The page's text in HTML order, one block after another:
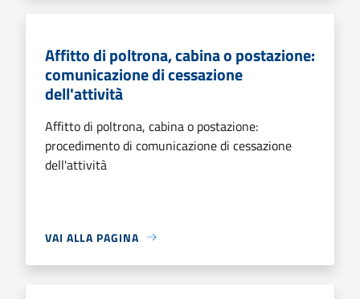
Affitto di poltrona, cabina o postazione:
comunicazione di cessazione
dell'attività
Affitto di poltrona, cabina o postazione:
procedimento di comunicazione di cessazione
dell'attività
VAI ALLA PAGINA